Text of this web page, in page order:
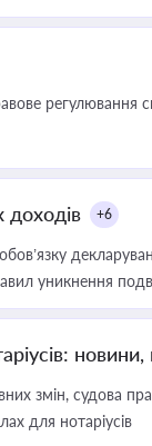
регулювання
доходів +6
уникнення
змін, судова
для нотаріусів